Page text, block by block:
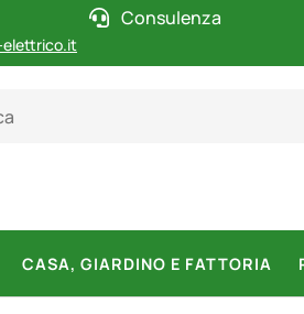
elettrico.it
Consulenza
CASA, GIARDINO E FATTORIA